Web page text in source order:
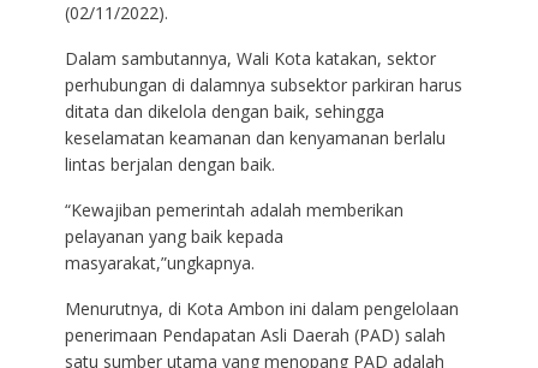
(02/11/2022).
Dalam sambutannya, Wali Kota katakan, sektor
perhubungan di dalamnya subsektor parkiran harus
ditata dan dikelola dengan baik, sehingga
keselamatan keamanan dan kenyamanan berlalu
lintas berjalan dengan baik.
“Kewajiban pemerintah adalah memberikan
pelayanan yang baik kepada
masyarakat,”ungkapnya.
Menurutnya, di Kota Ambon ini dalam pengelolaan
penerimaan Pendapatan Asli Daerah (PAD) salah
satu sumber utama yang menopang PAD adalah